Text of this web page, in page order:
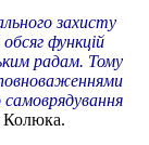
захисту
функцій
радам. Тому
самоврядування
Колюка.